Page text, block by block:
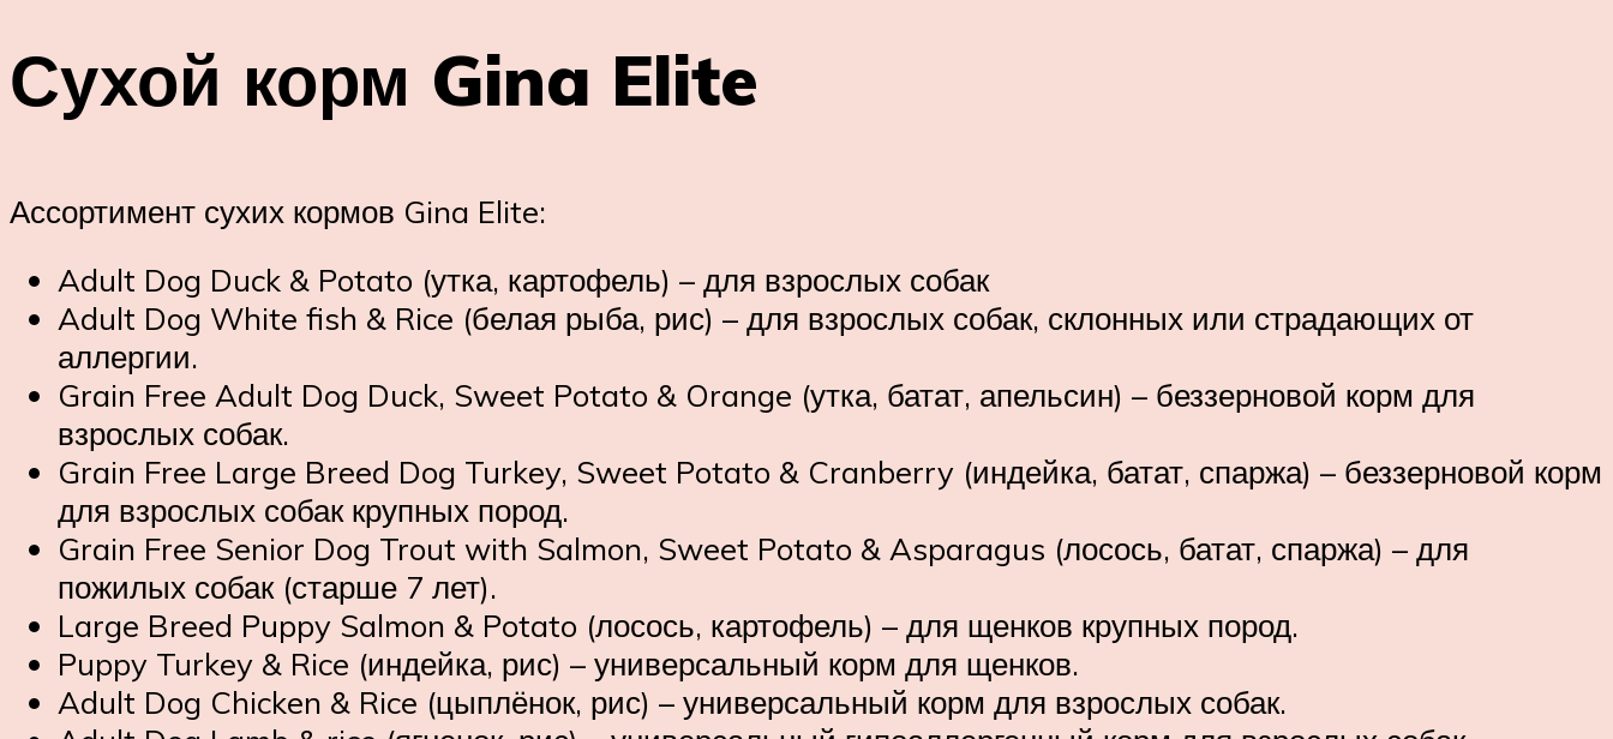
Сухой корм Gina Elite
Ассортимент сухих кормов Gina Elite:
Adult Dog Duck & Potato (утка, картофель) – для взрослых собак
Adult Dog White fish & Rice (белая рыба, рис) – для взрослых собак, склонных или страдающих от
аллергии.
Grain Free Adult Dog Duck, Sweet Potato & Orange (утка, батат, апельсин) – беззерновой корм для
взрослых собак.
Grain Free Large Breed Dog Turkey, Sweet Potato & Cranberry (индейка, батат, спаржа) – беззерновой корм
для взрослых собак крупных пород.
Grain Free Senior Dog Trout with Salmon, Sweet Potato & Asparagus (лосось, батат, спаржа) – для
пожилых собак (старше 7 лет).
Large Breed Puppy Salmon & Potato (лосось, картофель) – для щенков крупных пород.
Puppy Turkey & Rice (индейка, рис) – универсальный корм для щенков.
Adult Dog Chicken & Rice (цыплёнок, рис) – универсальный корм для взрослых собак.